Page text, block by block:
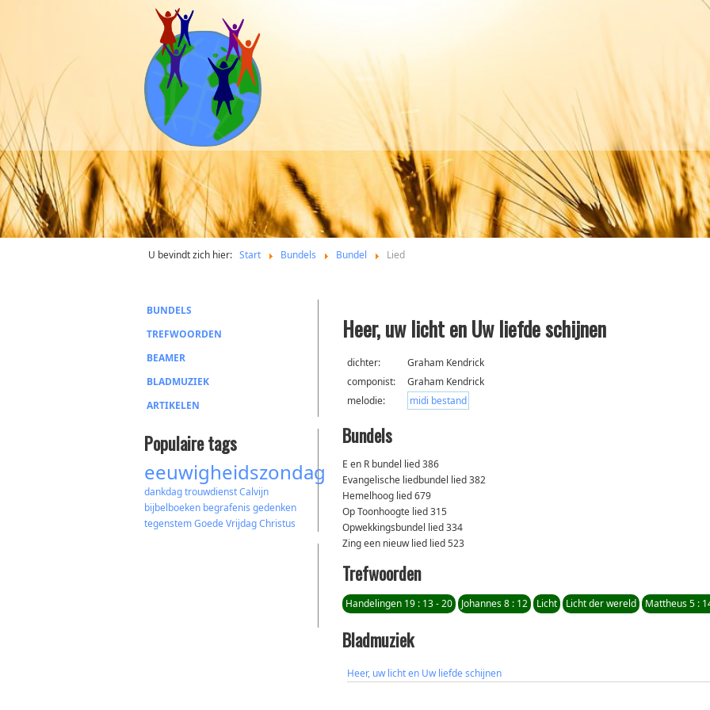
U bevindt zich hier: Start Bundels Bundel Lied
BUNDELS
TREFWOORDEN
BEAMER
BLADMUZIEK
ARTIKELEN
Populaire tags
eeuwigheidszondag
dankdagtrouwdienstCalvijn
bijbelboeken begrafenis gedenken
tegenstemGoede VrijdagChristus
Heer, uw licht en Uw liefde schijnen
dichter:
Graham Kendrick
componist:
Graham Kendrick
melodie:
midi bestand
Bundels
E en R bundel lied 386
Evangelische liedbundel lied 382
Hemelhoog lied 679
Op Toonhoogte lied 315
Opwekkingsbundel lied 334
Zing een nieuw lied lied 523
Trefwoorden
Handelingen 19 : 13 - 20 Johannes 8 : 12 Licht Licht der wereld Mattheus 5 :
Bladmuziek
Heer, uw licht en Uw liefde schijnen